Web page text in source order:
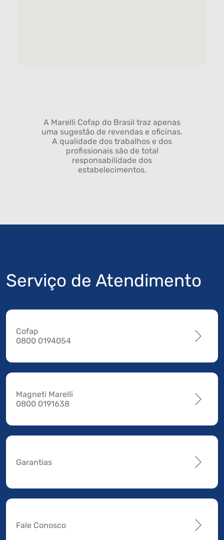
A Marelli Cofap do Brasil traz apenas
uma sugestão de revendas e oficinas.
A qualidade dos trabalhos e dos
profissionais são de total
responsabilidade dos
estabelecimentos.
Serviço de Atendimento
Cofap
0800 0194054
Magneti Marelli
0800 0191638
Garantias
Fale Conosco